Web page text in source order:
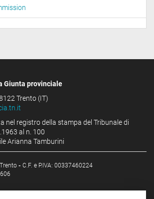
Giunta provinciale
Trento (IT)
nel registro della stampa del Tribunale di
al n. 100
Arianna Tamburini
- C.F. e P.IVA: 00337460224